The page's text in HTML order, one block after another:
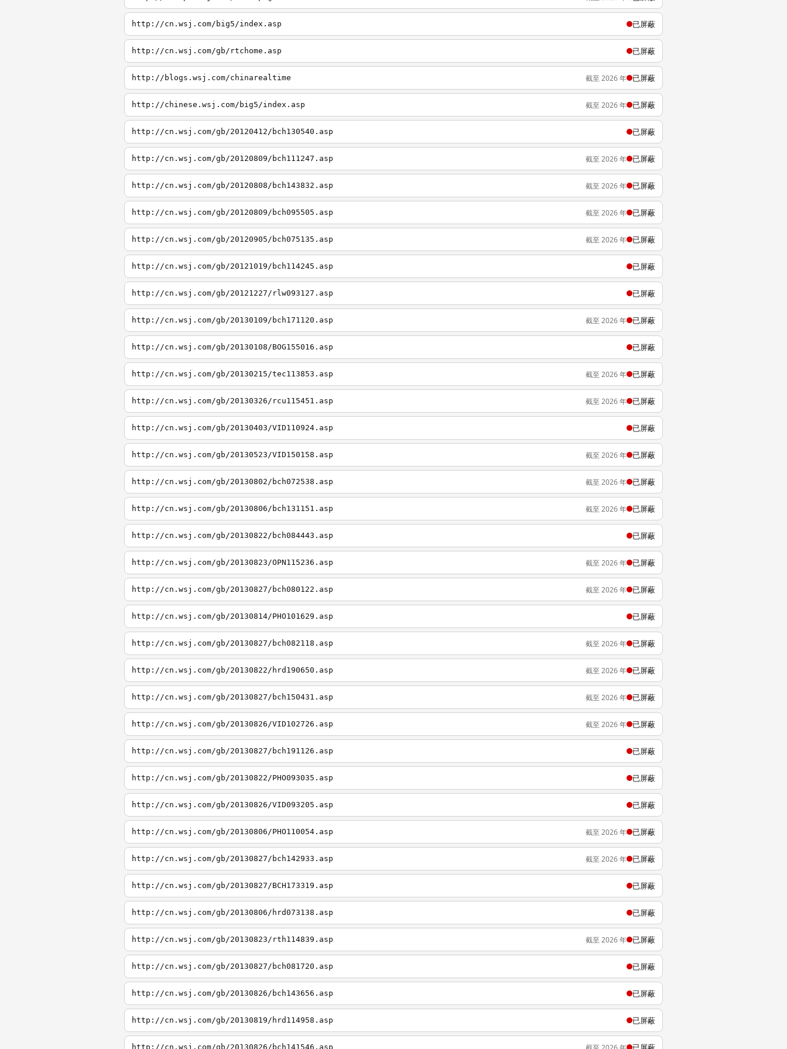
http://cn.wsj.com/big5/index.asp 已屏蔽
http://cn.wsj.com/gb/rtchome.asp 已屏蔽
http://blogs.wsj.com/chinarealtime 截至 2026 年 已屏蔽
http://chinese.wsj.com/big5/index.asp 截至 2026 年 已屏蔽
http://cn.wsj.com/gb/20120412/bch130540.asp 已屏蔽
http://cn.wsj.com/gb/20120809/bch111247.asp 截至 2026 年 已屏蔽
http://cn.wsj.com/gb/20120808/bch143832.asp 截至 2026 年 已屏蔽
http://cn.wsj.com/gb/20120809/bch095505.asp 截至 2026 年 已屏蔽
http://cn.wsj.com/gb/20120905/bch075135.asp 截至 2026 年 已屏蔽
http://cn.wsj.com/gb/20121019/bch114245.asp 已屏蔽
http://cn.wsj.com/gb/20121227/rlw093127.asp 已屏蔽
http://cn.wsj.com/gb/20130109/bch171120.asp 截至 2026 年 已屏蔽
http://cn.wsj.com/gb/20130108/BOG155016.asp 已屏蔽
http://cn.wsj.com/gb/20130215/tec113853.asp 截至 2026 年 已屏蔽
http://cn.wsj.com/gb/20130326/rcu115451.asp 截至 2026 年 已屏蔽
http://cn.wsj.com/gb/20130403/VID110924.asp 已屏蔽
http://cn.wsj.com/gb/20130523/VID150158.asp 截至 2026 年 已屏蔽
http://cn.wsj.com/gb/20130802/bch072538.asp 截至 2026 年 已屏蔽
http://cn.wsj.com/gb/20130806/bch131151.asp 截至 2026 年 已屏蔽
http://cn.wsj.com/gb/20130822/bch084443.asp 已屏蔽
http://cn.wsj.com/gb/20130823/OPN115236.asp 截至 2026 年 已屏蔽
http://cn.wsj.com/gb/20130827/bch080122.asp 截至 2026 年 已屏蔽
http://cn.wsj.com/gb/20130814/PHO101629.asp 已屏蔽
http://cn.wsj.com/gb/20130827/bch082118.asp 截至 2026 年 已屏蔽
http://cn.wsj.com/gb/20130822/hrd190650.asp 截至 2026 年 已屏蔽
http://cn.wsj.com/gb/20130827/bch150431.asp 截至 2026 年 已屏蔽
http://cn.wsj.com/gb/20130826/VID102726.asp 截至 2026 年 已屏蔽
http://cn.wsj.com/gb/20130827/bch191126.asp 已屏蔽
http://cn.wsj.com/gb/20130822/PHO093035.asp 已屏蔽
http://cn.wsj.com/gb/20130826/VID093205.asp 已屏蔽
http://cn.wsj.com/gb/20130806/PHO110054.asp 截至 2026 年 已屏蔽
http://cn.wsj.com/gb/20130827/bch142933.asp 截至 2026 年 已屏蔽
http://cn.wsj.com/gb/20130827/BCH173319.asp 已屏蔽
http://cn.wsj.com/gb/20130806/hrd073138.asp 已屏蔽
http://cn.wsj.com/gb/20130823/rth114839.asp 截至 2026 年 已屏蔽
http://cn.wsj.com/gb/20130827/bch081720.asp 已屏蔽
http://cn.wsj.com/gb/20130826/bch143656.asp 已屏蔽
http://cn.wsj.com/gb/20130819/hrd114958.asp 已屏蔽
http://cn.wsj.com/gb/20130826/bch141546.asp